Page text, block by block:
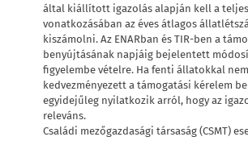
által kiállított igazolás alapján kell a
vonatkozásában az éves átlagos
kiszámolni. Az ENARban és TIR-ben a
benyújtásának napjáig bejelentett
figyelembe vételre. Ha fenti állatokkal
kedvezményezett a támogatási kérelem
egyidejűleg nyilatkozik arról, hogy az
releváns.
Családi mezőgazdasági társaság (CSMT)